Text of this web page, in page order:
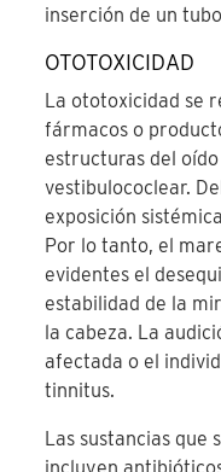
inserción de un
OTOTOXICIDAD
La ototoxicidad se
fármacos o
estructuras del
vestibulococlear.
exposición
Por lo tanto, el
evidentes el
estabilidad de la
la cabeza. La
afectada o el
tinnitus.
Las sustancias que